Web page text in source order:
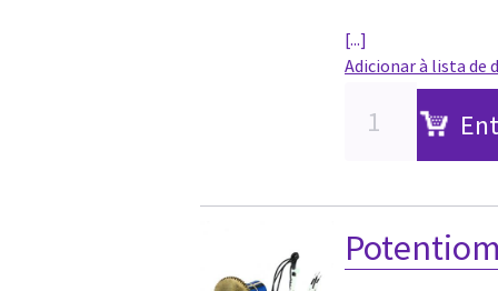
[...]
Adicionar à lista de